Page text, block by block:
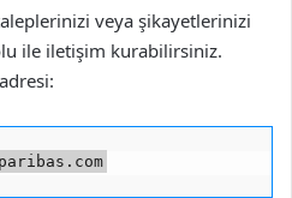
taleplerinizi veya şikayetlerinizi
ile iletişim kurabilirsiniz.